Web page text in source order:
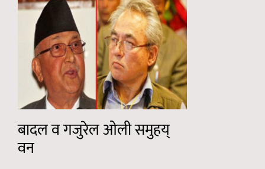
बादल व गजुरेल ओली समुहय्
वन